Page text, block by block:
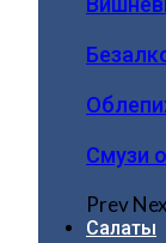
Смузи
Prev
Салаты